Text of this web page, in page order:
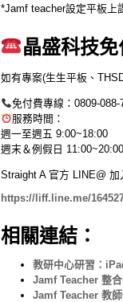
*Jamf teacher設定平板上
晶盛科技
如有專案(生生平板、
免付費專線：0809-088-
服務時間：
週一至週五 9:00~18:00
週末＆例假日 11:00~20:00
Straight A 官方 LINE@
https://liff.line.me/
相關連結：
教研中心研習：
Jamf Teacher 整
Jamf Teacher 教